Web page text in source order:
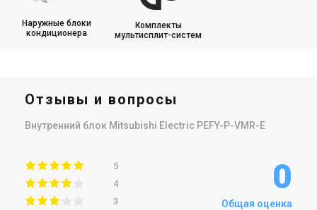
Наружные блоки
кондиционера
Комплекты
мультисплит-систем
Отзывы и вопросы
Внутренний блок Mitsubishi Electric PEFY-P-VMR-E
5
4
3
0
Общая оценка